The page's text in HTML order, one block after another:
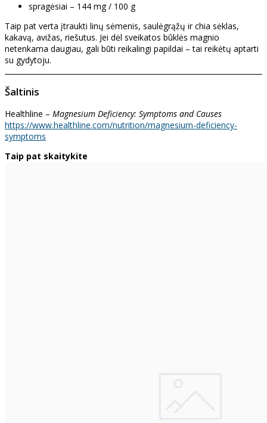
spragėsiai – 144 mg / 100 g
Taip pat verta įtraukti linų sėmenis, saulėgrąžų ir chia sėklas,
kakavą, avižas, riešutus. Jei dėl sveikatos būklės magnio
netenkama daugiau, gali būti reikalingi papildai – tai reikėtų aptarti
su gydytoju.
Šaltinis
Healthline – Magnesium Deficiency: Symptoms and Causes
https://www.healthline.com/nutrition/magnesium-deficiency-
symptoms
Taip pat skaitykite